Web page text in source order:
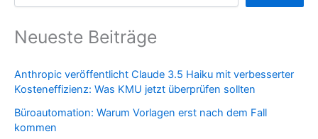
Neueste Beiträge
Anthropic veröffentlicht Claude 3.5 Haiku mit verbesserter
Kosteneffizienz: Was KMU jetzt überprüfen sollten
Büroautomation: Warum Vorlagen erst nach dem Fall
kommen